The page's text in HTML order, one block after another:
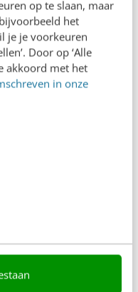
op te slaan, maar
het
je je voorkeuren
Door op ‘Alle
akkoord met het
in onze